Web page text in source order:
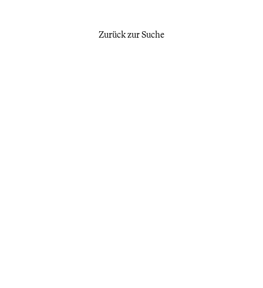
Zurück zur Suche